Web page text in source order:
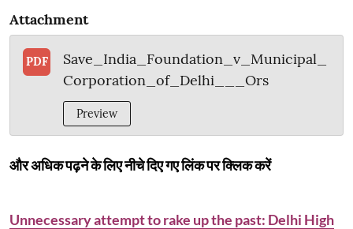
Attachment
PDF
Save_India_Foundation_v_Municipal_
Corporation_of_Delhi___Ors
Preview
और अधिक पढ़ने के लिए नीचे दिए गए लिंक पर क्लिक करें
Unnecessary attempt to rake up the past: Delhi High